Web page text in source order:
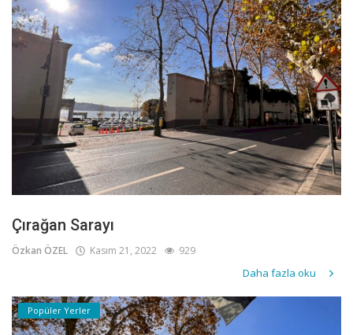
Çırağan Sarayı
Özkan ÖZEL Kasım 21, 2022 929
Daha fazla oku
Popüler Yerler